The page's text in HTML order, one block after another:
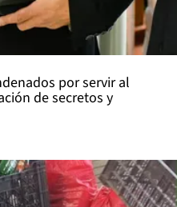
por servir al
de secretos y